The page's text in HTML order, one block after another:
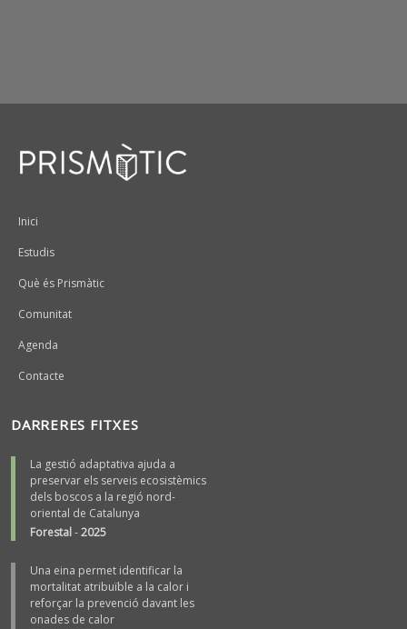
Peu
Inici
Estudis
Què és Prismàtic
Comunitat
Agenda
Contacte
DARRERES FITXES
La gestió adaptativa ajuda a
preservar els serveis ecosistèmics
dels boscos a la regió nord-
oriental de Catalunya
Forestal-2025
Una eina permet identificar la
mortalitat atribuïble a la calor i
reforçar la prevenció davant les
onades de calor